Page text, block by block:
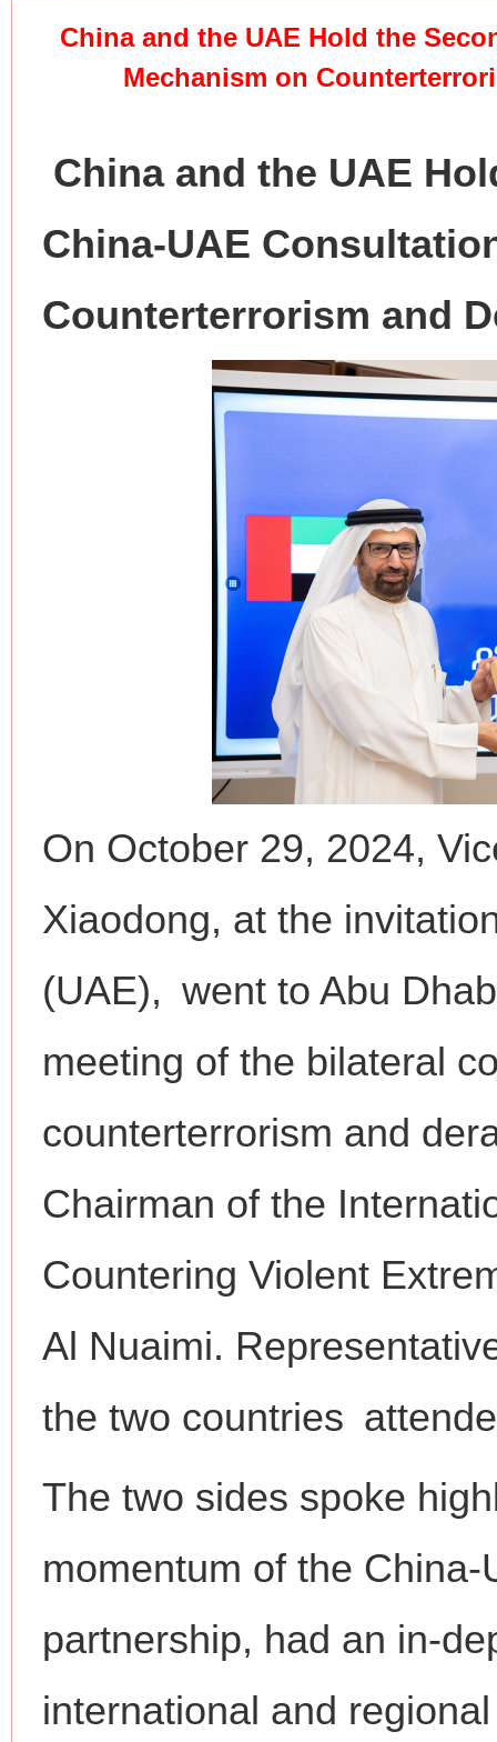
China and the UAE Hold the
Mechanism on
China and the UAE
China-UAE
Counterterrorism and
On October 29, 2024,
Xiaodong, at the
(UAE), went to Abu
meeting of the bilateral
counterterrorism and
Chairman of the
Countering Violent
Al Nuaimi.
the two countries
The two sides spoke
momentum of the
partnership, had an in-
international and